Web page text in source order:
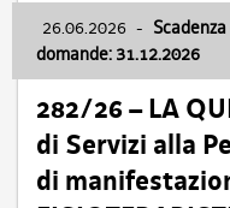
26.06.2026 -
domande: 31.12.2026
282/26 – LA
di Servizi alla
di